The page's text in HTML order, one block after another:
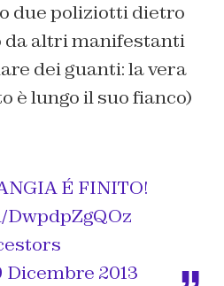
due poliziotti dietro
altri manifestanti
dei guanti: la vera
è lungo il suo fianco)
É FINITO!
Dicembre 2013